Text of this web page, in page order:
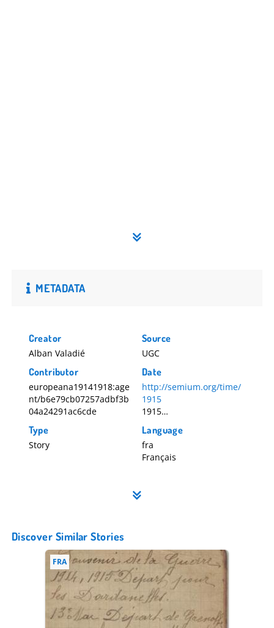
METADATA
Creator
Alban Valadié
Source
UGC
Contributor
europeana19141918:age
nt/b6e79cb07257adbf3b
04a24291ac6cde
Date
http://semium.org/time/
1915
1915
1914-08-04
Type
Story
Language
fra
Français
Discover Similar Stories
FRA